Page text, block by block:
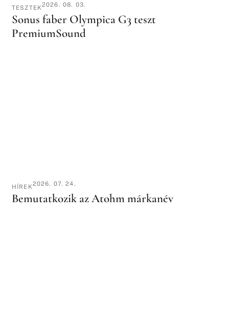
TESZTEK2026. 08. 03.
Sonus faber Olympica G3 teszt
PremiumSound
HÍREK2026. 07. 24.
Bemutatkozik az Atohm márkanév